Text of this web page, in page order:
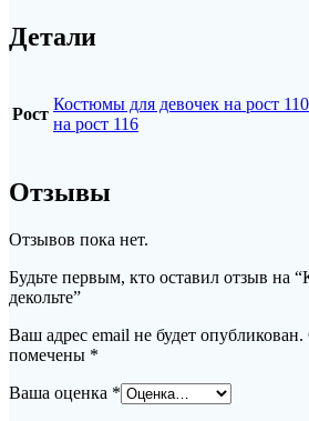
Детали
Рост
Костюмы для девочек на рост 110
на рост 116
Отзывы
Отзывов пока нет.
Будьте первым, кто оставил отзыв на
декольте”
Ваш адрес email не будет опубликован.
помечены *
Ваша оценка *